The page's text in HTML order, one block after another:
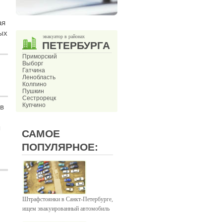
эвакуатор в районах
ПЕТЕРБУРГА
Приморский
Выборг
Гатчина
Ленобласть
Колпино
Пушкин
Сестрорецк
Купчино
САМОЕ
ПОПУЛЯРНОЕ:
Штрафстоянки в Санкт-Петербурге,
ищем эвакуированный автомобиль